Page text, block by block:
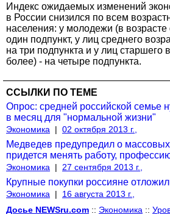
Индекс ожидаемых изменений
в России снизился по всем
населения: у молодежи (в возрасте
один подпункт, у лиц среднего
на три подпункта и у лиц старшего
более) - на четыре подпункта.
ССЫЛКИ ПО ТЕМЕ
Опрос: средней российской семье
в месяц для "нормальной жизни"
Экономика | 02 октября 2013 г.,
Медведев предупредил о
придется менять работу,
Экономика | 27 сентября 2013 г.,
Крупные покупки россияне
Экономика |
16 августа 2013 г.,
Досье NEWSru.com :: Экономика ::